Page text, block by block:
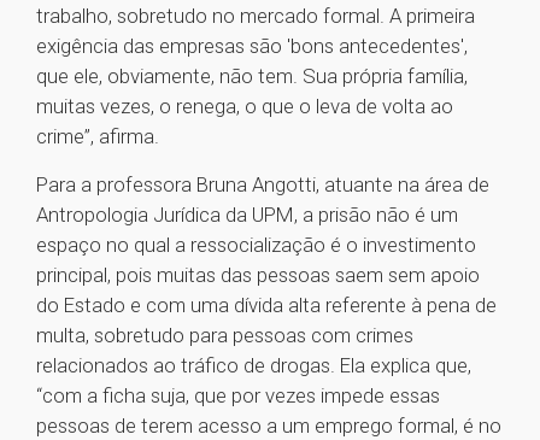
trabalho, sobretudo no mercado formal. A primeira
exigência das empresas são 'bons antecedentes',
que ele, obviamente, não tem. Sua própria família,
muitas vezes, o renega, o que o leva de volta ao
crime”, afirma.
Para a professora Bruna Angotti, atuante na área de
Antropologia Jurídica da UPM, a prisão não é um
espaço no qual a ressocialização é o investimento
principal, pois muitas das pessoas saem sem apoio
do Estado e com uma dívida alta referente à pena de
multa, sobretudo para pessoas com crimes
relacionados ao tráfico de drogas. Ela explica que,
“com a ficha suja, que por vezes impede essas
pessoas de terem acesso a um emprego formal, é no